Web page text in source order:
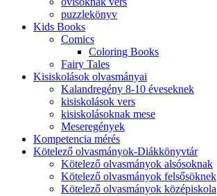
puzzlekönyv
Kids Books
Comics
Coloring Books
Fairy Tales
Kisiskolások olvasmányai
Kalandregény 8-10 éveseknek
kisiskolások vers
kisiskolásoknak mese
Meseregények
Kompetencia mérés
Kötelező olvasmányok-Diákkönyvtár
Kötelező olvasmányok alsósoknak
Kötelező olvasmányok felsősöknek
Kötelező olvasmányok középiskola